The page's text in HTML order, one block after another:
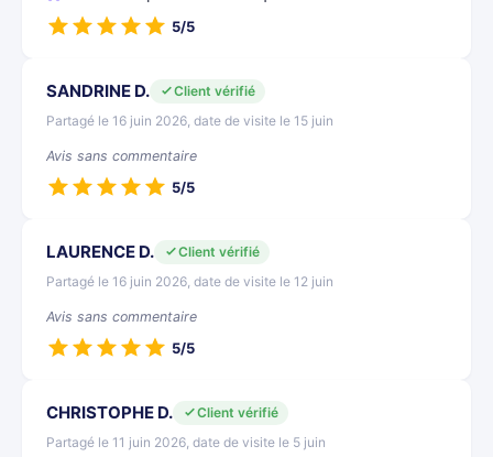
5/5
SANDRINE D.
Client vérifié
Partagé le 16 juin 2026, date de visite le 15 juin
Avis sans commentaire
5/5
LAURENCE D.
Client vérifié
Partagé le 16 juin 2026, date de visite le 12 juin
Avis sans commentaire
5/5
CHRISTOPHE D.
Client vérifié
Partagé le 11 juin 2026, date de visite le 5 juin